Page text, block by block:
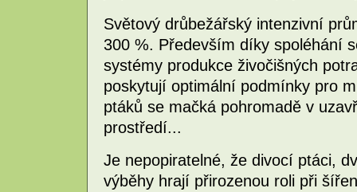
Světový drůbežářský intenzivní
300 %. Především díky spoléhání
systémy produkce živočišných
poskytují optimální podmínky pro
ptáků se mačká pohromadě v
prostředí...
Je nepopiratelné, že divocí ptáci,
výběhy hrají přirozenou roli při